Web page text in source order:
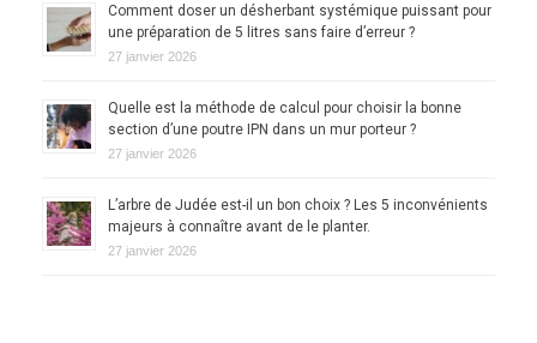
Comment doser un désherbant systémique puissant pour
une préparation de 5 litres sans faire d’erreur ?
27 janvier 2026
Quelle est la méthode de calcul pour choisir la bonne
section d’une poutre IPN dans un mur porteur ?
27 janvier 2026
L’arbre de Judée est-il un bon choix ? Les 5 inconvénients
majeurs à connaître avant de le planter.
27 janvier 2026